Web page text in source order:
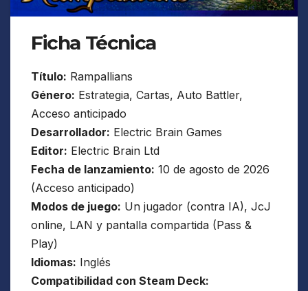
Ficha Técnica
Título: Rampallians
Género: Estrategia, Cartas, Auto Battler,
Acceso anticipado
Desarrollador: Electric Brain Games
Editor: Electric Brain Ltd
Fecha de lanzamiento: 10 de agosto de 2026
(Acceso anticipado)
Modos de juego: Un jugador (contra IA), JcJ
online, LAN y pantalla compartida (Pass &
Play)
Idiomas: Inglés
Compatibilidad con Steam Deck: